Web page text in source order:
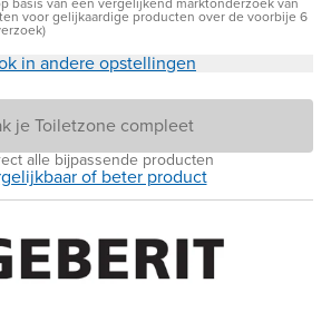
voor gelijkaardige producten over de voorbije 6
in andere opstellingen
je Toiletzone compleet
alle bijpassende producten
of beter product